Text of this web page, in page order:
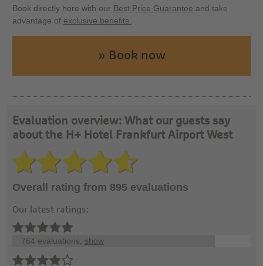
Book directly here with our Best Price Guarantee and take
advantage of exclusive benefits.
» Book now
Evaluation overview: What our guests say
about the H+ Hotel Frankfurt Airport West
Overall rating from 895 evaluations
Our latest ratings:
764 evaluations, show